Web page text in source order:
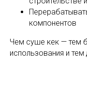
компонентов
Чем суше кек — тем
использования и